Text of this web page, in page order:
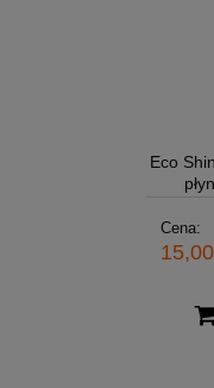
Eco
Cena:
15,00